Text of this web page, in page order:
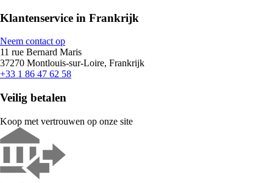
Klantenservice in Frankrijk
Neem contact op
11 rue Bernard Maris
37270 Montlouis-sur-Loire, Frankrijk
+33 1 86 47 62 58
Veilig betalen
Koop met vertrouwen op onze site